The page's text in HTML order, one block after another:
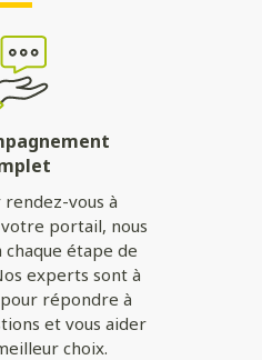
vous à
portail, nous
chaque étape de
experts sont à
répondre à
et vous aider
choix.